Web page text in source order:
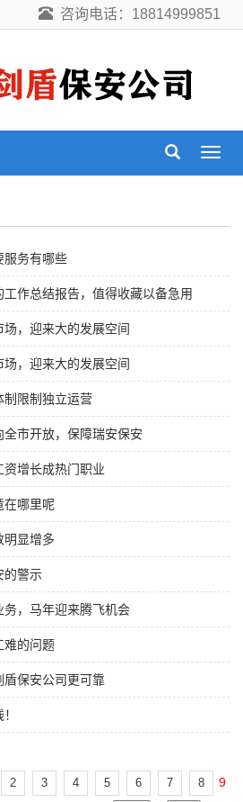
咨询电话：18814999851
导
服务有哪些
作总结报告，值得收藏以备急用
，迎来大的发展空间
，迎来大的发展空间
制限制独立运营
市开放，保障瑞安保安
增长成热门职业
在哪里呢
明显增多
的警示
，马年迎来腾飞机会
难的问题
保安公司更可靠
2 3 4 5 6 7 8 9